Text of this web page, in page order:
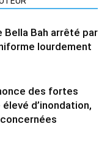
Bella Bah arrêté par
lourdement
des fortes
d’inondation,